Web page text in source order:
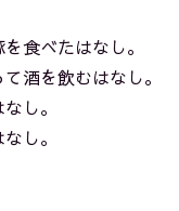
食べたはなし。
酒を飲むはなし。
し。
し。